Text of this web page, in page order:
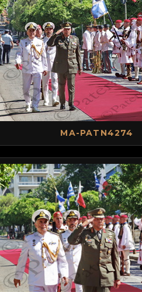
MA-PATN4274